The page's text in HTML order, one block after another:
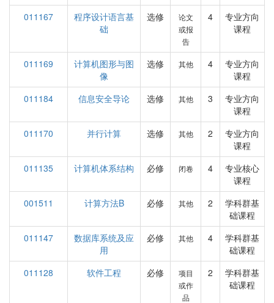
011167
程序设计语言基
础
选修
论文
或报
告
4
专业方向
课程
011169
计算机图形与图
像
选修 其他 4
专业方向
课程
011184
信息安全导论 选修 其他 3
专业方向
课程
011170
并行计算 选修 其他 2
专业方向
课程
011135
计算机体系结构 必修 闭卷 4
专业核心
课程
001511
计算方法B 必修 其他 2
学科群基
础课程
011147
数据库系统及应
用
必修 其他 4
学科群基
础课程
011128
软件工程 必修
项目
或作
品
2
学科群基
础课程